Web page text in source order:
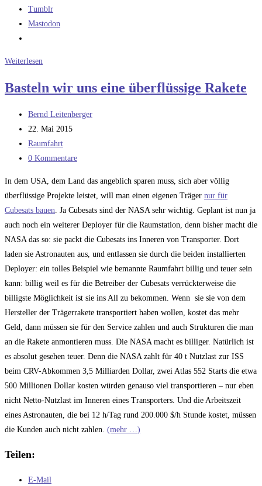
Tumblr
Mastodon
Weiterlesen
mit
Sonnensegeln
Basteln wir uns eine überflüssige Rakete
Beitrags-
Autor:
Bernd Leitenberger
Beitrag
veröffentlicht:
22. Mai 2015
Beitrags-
Kategorie:
Raumfahrt
Beitrags-
0 Kommentare
In dem USA, dem Land das angeblich sparen muss, sich aber völlig
überflüssige Projekte leistet, will man einen eigenen Träger nur für
Cubesats bauen. Ja Cubesats sind der NASA sehr wichtig. Geplant ist nun ja
auch noch ein weiterer Deployer für die Raumstation, denn bisher macht die
NASA das so: sie packt die Cubesats ins Inneren von Transporter. Dort
laden sie Astronauten aus, und entlassen sie durch die beiden installierten
Deployer: ein tolles Beispiel wie bemannte Raumfahrt billig und teuer sein
kann: billig weil es für die Betreiber der Cubesats verrückterweise die
billigste Möglichkeit ist sie ins All zu bekommen. Wenn sie sie von dem
Hersteller der Trägerrakete transportiert haben wollen, kostet das mehr
Geld, dann müssen sie für den Service zahlen und auch Strukturen die man
an die Rakete anmontieren muss. Die NASA macht es billiger. Natürlich ist
es absolut gesehen teuer. Denn die NASA zahlt für 40 t Nutzlast zur ISS
beim CRV-Abkommen 3,5 Milliarden Dollar, zwei Atlas 552 Starts die etwa
500 Millionen Dollar kosten würden genauso viel transportieren – nur eben
nicht Netto-Nutzlast im Inneren eines Transporters. Und die Arbeitszeit
eines Astronauten, die bei 12 h/Tag rund 200.000 $/h Stunde kostet, müssen
die Kunden auch nicht zahlen. (mehr …)
Teilen:
E-Mail